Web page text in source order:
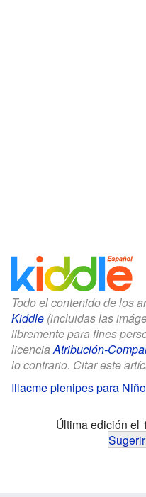
Todo el contenido de los
Kiddle (incluidas las
libremente para fines
licenciaAtribución-
lo contrario. Citar este
Illacme plenipes para
Última edición el